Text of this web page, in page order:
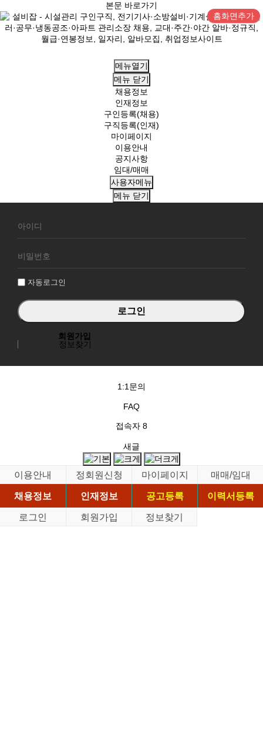
본문 바로가기
홈화면추가
메뉴열기
메뉴 닫기
채용정보
인재정보
구인등록(채용)
구직등록(인재)
마이페이지
이용안내
공지사항
임대/매매
사용자메뉴
메뉴 닫기
원
그
자동로그인
회원가입
정보찾기
1:1문의
FAQ
접속자 8
새글
이용안내 정회원신청 마이페이지
매매/임대
채용정보
인재정보 공고등록
이력서등록
로그인
회원가입 정보찾기